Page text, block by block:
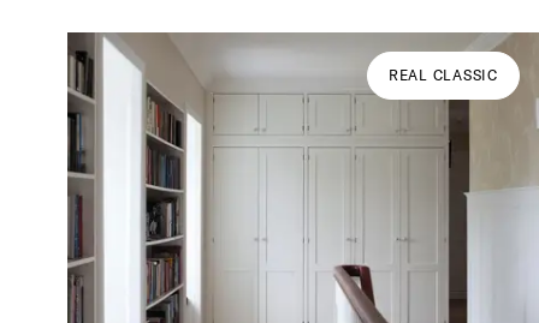
REAL CLASSIC